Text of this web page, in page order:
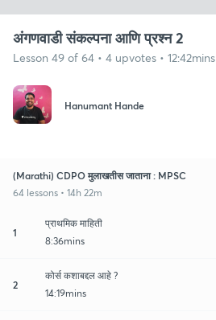
अंगणवाडी संकल्पना आणि प्रश्न 2
Lesson 49 of 64 • 4 upvotes • 12:42mins
Hanumant Hande
(Marathi) CDPO मुलाखतीस जाताना : MPSC
64 lessons • 14h 22m
1
प्राथमिक माहिती
8:36mins
2
कोर्स कशाबद्दल आहे ?
14:19mins